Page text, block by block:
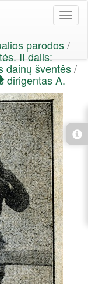
parodos/
II dalis:
dainų šventės/
dirigentas A.